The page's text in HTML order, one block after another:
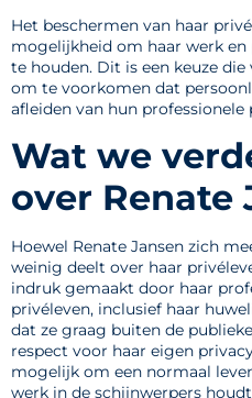
Het beschermen van haar
mogelijkheid om haar werk
te houden. Dit is een keuze
om te voorkomen dat
afleiden van hun professionele
Wat we
over Renate
Hoewel Renate Jansen zich
weinig deelt over haar
indruk gemaakt door haar
privéleven, inclusief haar
dat ze graag buiten de
respect voor haar eigen
mogelijk om een normaal
werk in de schijnwerpers